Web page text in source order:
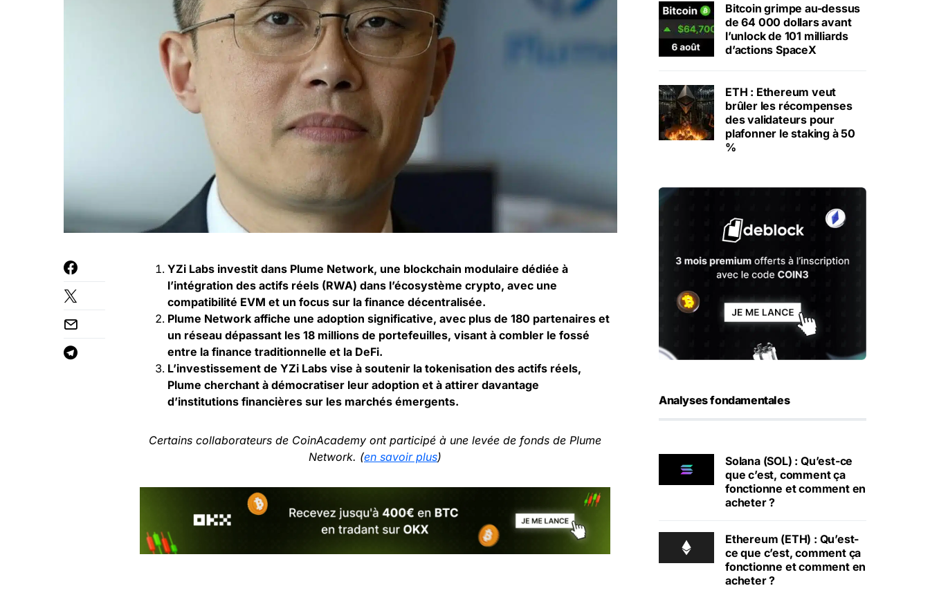
YZi Labs investit dans Plume Network, une blockchain modulaire dédiée à
l’intégration des actifs réels (RWA) dans l’écosystème crypto, avec une
compatibilité EVM et un focus sur la finance décentralisée.
Plume Network affiche une adoption significative, avec plus de 180 partenaires et
un réseau dépassant les 18 millions de portefeuilles, visant à combler le fossé
entre la finance traditionnelle et la DeFi.
L’investissement de YZi Labs vise à soutenir la tokenisation des actifs réels,
Plume cherchant à démocratiser leur adoption et à attirer davantage
d’institutions financières sur les marchés émergents.
Certains collaborateurs de CoinAcademy ont participé à une levée de fonds de Plume
Network. (en savoir plus)
Bitcoin grimpe au-dessus
de 64 000 dollars avant
l’unlock de 101 milliards
d’actions SpaceX
ETH : Ethereum veut
brûler les récompenses
des validateurs pour
plafonner le staking à 50
%
Analyses fondamentales
Solana (SOL) : Qu’est-ce
que c’est, comment ça
fonctionne et comment en
acheter ?
Ethereum (ETH) : Qu’est-
ce que c’est, comment ça
fonctionne et comment en
acheter ?